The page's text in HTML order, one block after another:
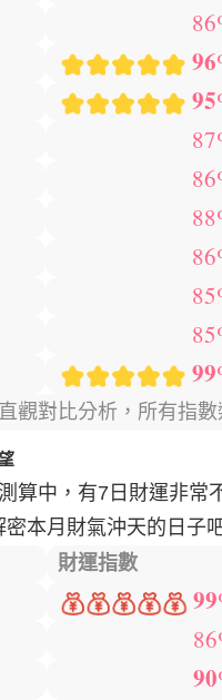
96
95
99
觀對比分析，所有指數
算中，有7日 財運非常
本月財氣沖天的日子吧
財運指數
99
90